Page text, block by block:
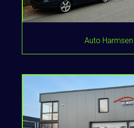
Auto Harmsen